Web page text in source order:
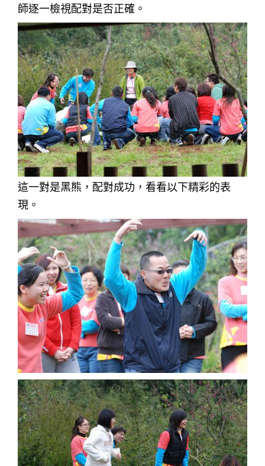
師逐一檢視配對是否正確。
這一對是黑熊，配對成功，看看以下精彩的表
現。